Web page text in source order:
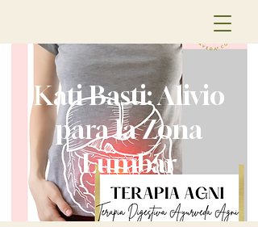
Kati Basti: Alivio
para la Zona
Lumbar